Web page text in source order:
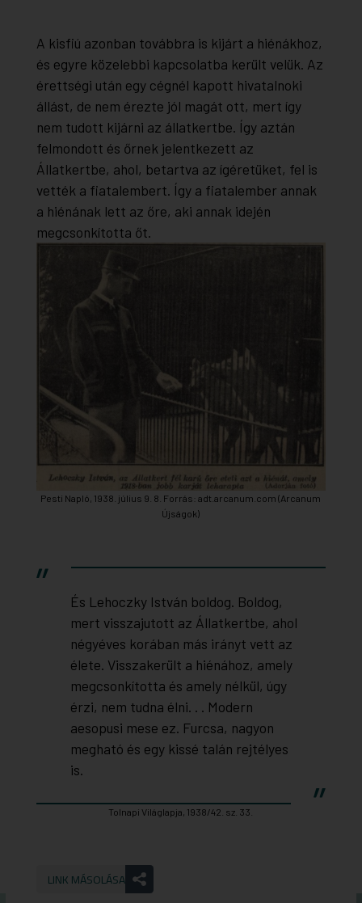
A kisfiú azonban továbbra is kijárt a hiénákhoz,
és egyre közelebbi kapcsolatba került velük. Az
érettségi után egy cégnél kapott hivatalnoki
állást, de nem érezte jól magát ott, mert így
nem tudott kijárni az állatkertbe. Így aztán
felmondott és őrnek jelentkezett az
Állatkertbe, ahol, betartva az ígéretüket, fel is
vették a fiatalembert. Így a fiatalember annak
a hiénának lett az őre, aki annak idején
megcsonkította őt.
Pesti Napló, 1938. július 9. 8. Forrás: adt.arcanum.com (Arcanum
Újságok)
És Lehoczky István boldog. Boldog,
mert visszajutott az Állatkertbe, ahol
négyéves korában más irányt vett az
élete. Visszakerült a hiénához, amely
megcsonkította és amely nélkül, úgy
érzi, nem tudna élni. . . Modern
aesopusi mese ez. Furcsa, nagyon
megható és egy kissé talán rejtélyes
is.
Tolnapi Világlapja, 1938/42. sz. 33.
LINK MÁSOLÁSA